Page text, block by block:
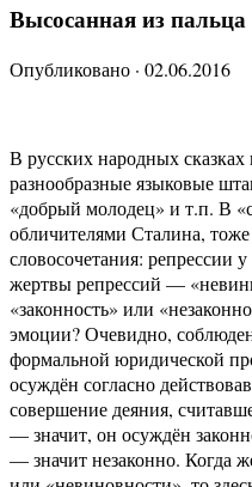
Высосанная из
Опубликовано · 02.06.2016
В русских народных
разнообразные языковые
«добрый молодец» и т.п. В
обличителями Сталина,
словосочетания: репрессии
жертвы репрессий —
«законность» или
эмоции? Очевидно,
формальной юридической
осуждён согласно
совершение деяния,
— значит, он осуждён
— значит незаконно. Когда